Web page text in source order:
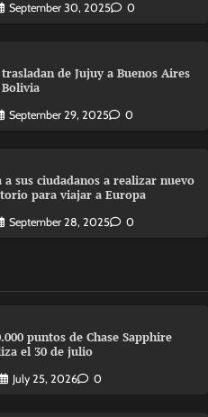
September 30, 2025 0
de Jujuy a Buenos Aires
September 29, 2025 0
a sus ciudadanos a realizar nuevo
para viajar a Europa
September 28, 2025 0
puntos de Chase Sapphire
el 30 de julio
July 25, 2026 0